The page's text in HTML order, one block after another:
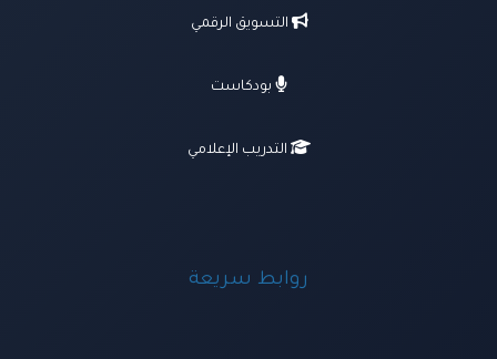
التسويق الرقمي
بودكاست
التدريب الإعلامي
روابط سريعة